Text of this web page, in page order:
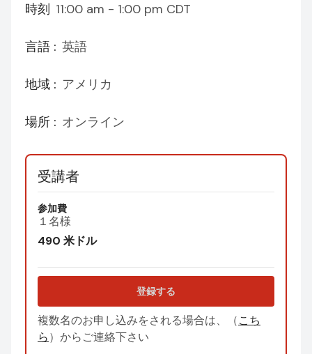
時刻 11:00 am - 1:00 pm CDT
言語 : 英語
地域 : アメリカ
場所 : オンライン
受講者
参加費
１名様
490 米ドル
登録する
複数名のお申し込みをされる場合は、（こち
ら）からご連絡下さい